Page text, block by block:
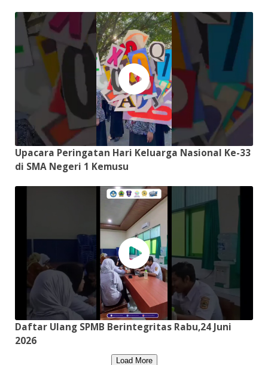
Upacara Peringatan Hari Keluarga Nasional Ke-33
di SMA Negeri 1 Kemusu
Daftar Ulang SPMB Berintegritas Rabu,24 Juni
2026
Load More